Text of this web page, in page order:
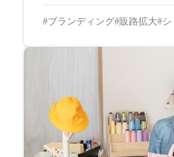
ブランディング 販路拡大